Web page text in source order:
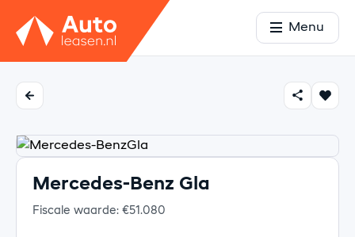
Menu
Mercedes-Benz Gla
Fiscale waarde: €51.080